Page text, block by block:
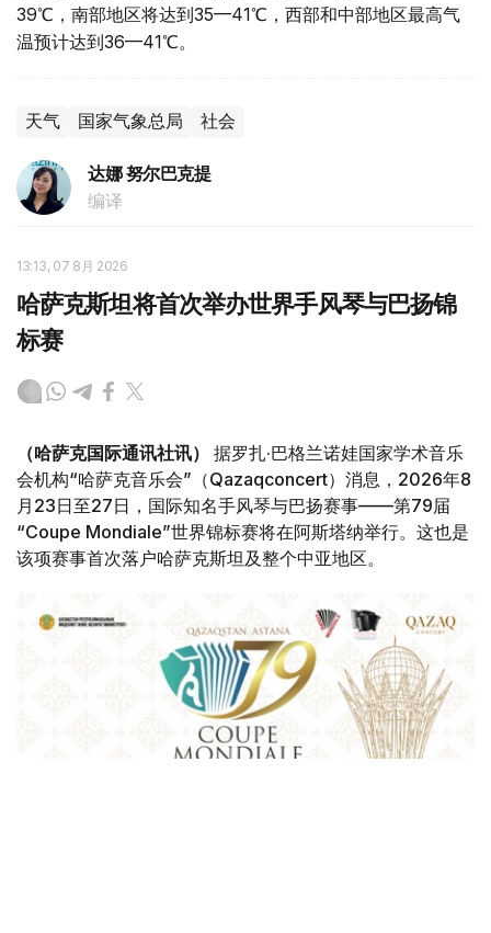
39℃，南部地区将达到35—41℃，西部和中部地区最高气
温预计达到36—41℃。
天气 国家气象总局 社会
达娜 努尔巴克提
编译
13:13, 07 8月 2026
哈萨克斯坦将首次举办世界手风琴与巴扬锦
标赛
（哈萨克国际通讯社讯）
据罗扎·巴格兰诺娃国家学术音乐
会机构“哈萨克音乐会”（Qazaqconcert）消息，2026年8
月23日至27日，国际知名手风琴与巴扬赛事——第79届
“Coupe Mondiale”世界锦标赛将在阿斯塔纳举行。这也是
该项赛事首次落户哈萨克斯坦及整个中亚地区。